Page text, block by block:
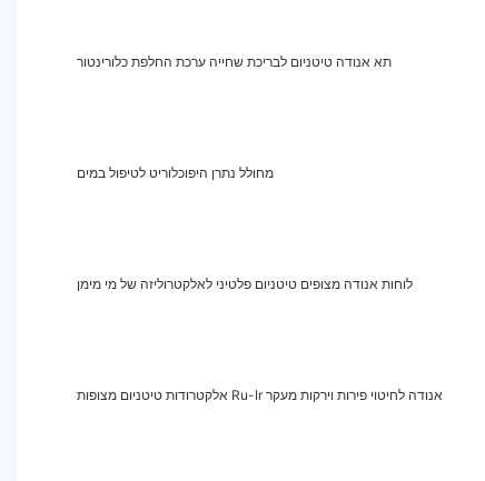
תא אנודה טיטניום לבריכת שחייה ערכת החלפת כלורינטור
מחולל נתרן היפוכלוריט לטיפול במים
לוחות אנודה מצופים טיטניום פלטיני לאלקטרוליזה של מי מימן
אלקטרודות טיטניום מצופות Ru-Ir אנודה לחיטוי פירות וירקות מעקר